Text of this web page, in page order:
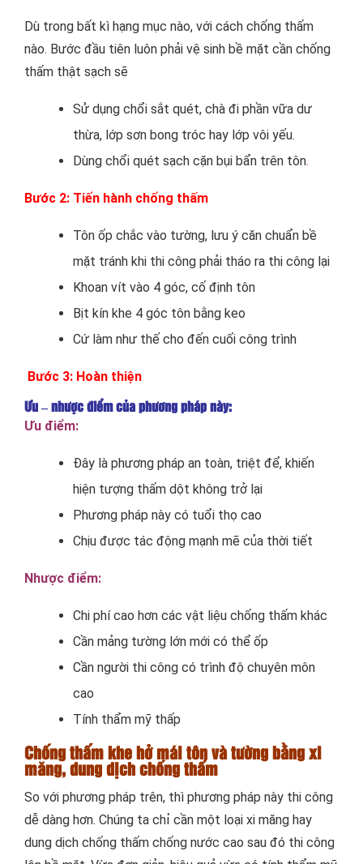
Dù trong bất kì hạng mục nào, với cách chống thấm
nào. Bước đầu tiên luôn phải vệ sinh bề mặt cần chống
thấm thật sạch sẽ
Sử dụng chổi sắt quét, chà đi phần vữa dư
thừa, lớp sơn bong tróc hay lớp vôi yếu.
Dùng chổi quét sạch cặn bụi bẩn trên tôn.
Bước 2: Tiến hành chống thấm
Tôn ốp chắc vào tường, lưu ý căn chuẩn bề
mặt tránh khi thi công phải tháo ra thi công lại
Khoan vít vào 4 góc, cố định tôn
Bịt kín khe 4 góc tôn bằng keo
Cứ làm như thế cho đến cuối công trình
Bước 3: Hoàn thiện
Ưu – nhược điểm của phương pháp này:
Ưu điểm:
Đây là phương pháp an toàn, triệt để, khiến
hiện tượng thấm dột không trở lại
Phương pháp này có tuổi thọ cao
Chịu được tác động mạnh mẽ của thời tiết
Nhược điểm:
Chi phí cao hơn các vật liệu chống thấm khác
Cần mảng tường lớn mới có thể ốp
Cần người thi công có trình độ chuyên môn
cao
Tính thẩm mỹ thấp
Chống thấm khe hở mái tôn và tường bằng xi
măng, dung dịch chống thấm
So với phương pháp trên, thì phương pháp này thi công
dễ dàng hơn. Chúng ta chỉ cần một loại xi măng hay
dung dịch chống thấm chống nước cao sau đó thi công